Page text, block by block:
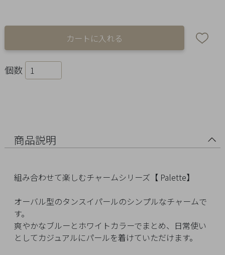
個数
商品説明
組み合わせて楽しむチャームシリーズ【 Palette】
オーバル型のタンスイパールのシンプルなチャームで
す。
爽やかなブルーとホワイトカラーでまとめ、日常使い
としてカジュアルにパールを着けていただけます。
Season
up
マ
イ
ペ
ー